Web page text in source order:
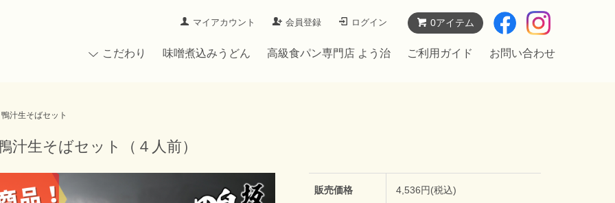
0アイテム
マイアカウント 会員登録 ログイン
こだわり 味噌煮込みうどん 高級食パン専門店 よう治 ご利用ガイド お問い合わせ
鴨汁生そばセット
汁生そばセット（４人前）
販売価格 4,536円(税込)